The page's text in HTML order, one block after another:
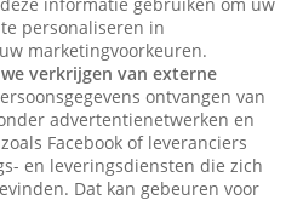
personaliseren in
marketingvoorkeuren.
verkrijgen van externe
ontvangen van
advertentienetwerken en
Facebook of leveranciers
en leveringsdiensten die zich
Dat kan gebeuren voor